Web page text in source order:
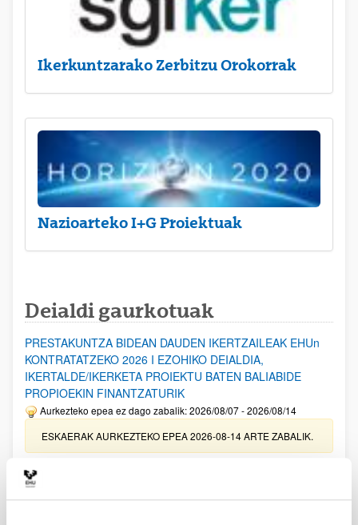
Ikerkuntzarako Zerbitzu Orokorrak
Nazioarteko I+G Proiektuak
Deialdi gaurkotuak
PRESTAKUNTZA BIDEAN DAUDEN IKERTZAILEAK EHUn
KONTRATATZEKO 2026 I EZOHIKO DEIALDIA,
IKERTALDE/IKERKETA PROIEKTU BATEN BALIABIDE
PROPIOEKIN FINANTZATURIK
Aurkezteko epea ez dago zabalik: 2026/08/07 - 2026/08/14
ESKAERAK AURKEZTEKO EPEA 2026-08-14 ARTE ZABALIK.
UPV/EHUn Azpiegitura Zientifikoa eta Funts Bibliografikoak
erosi eta berritzeko laguntzak 2026